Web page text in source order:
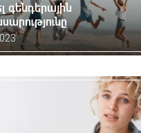
գենդերային